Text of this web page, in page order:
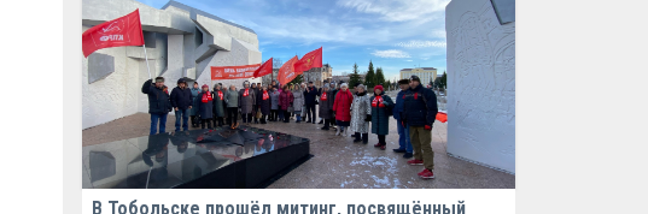
В Тобольске прошёл митинг, посвящённый